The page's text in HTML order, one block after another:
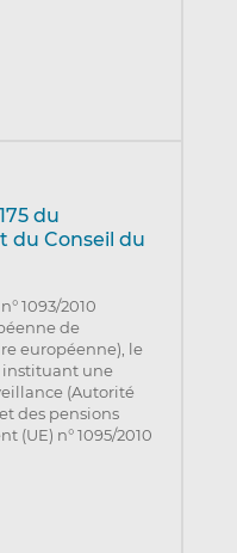
du
du Conseil du
1093/2010
de
européenne), le
instituant une
(Autorité
des pensions
(UE) n° 1095/2010